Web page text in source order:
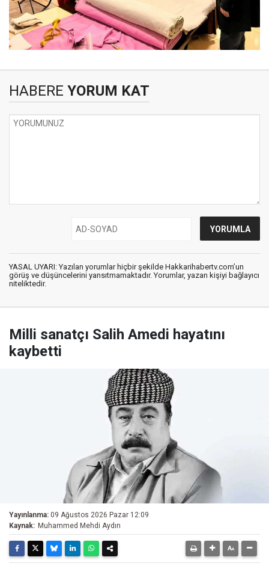
HABERE YORUM KAT
YASAL UYARI: Yazılan yorumlar hiçbir şekilde Hakkarihabertv.com’un
görüş ve düşüncelerini yansıtmamaktadır. Yorumlar, yazan kişiyi bağlayıcı
niteliktedir.
Milli sanatçı Salih Amedi hayatını
kaybetti
Yayınlanma: 09 Ağustos 2026 Pazar 12:09
Kaynak: Muhammed Mehdi Aydın